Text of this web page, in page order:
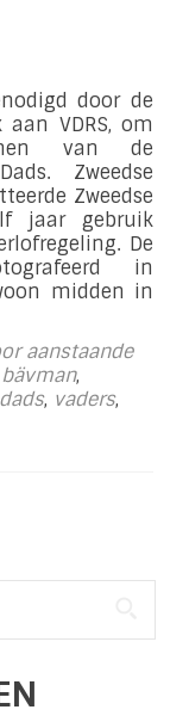
door de
VDRS, om
van de
Zweedse
Zweedse
jaar gebruik
De
in
midden in
aanstaande
,
, vaders,